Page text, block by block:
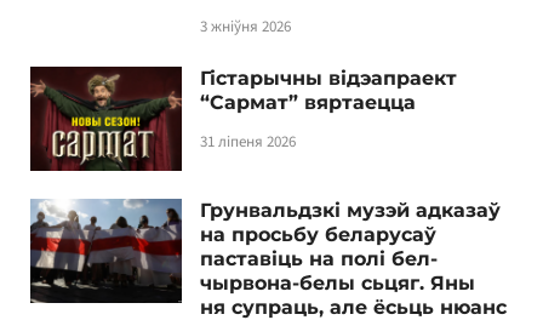
3 жніўня 2026
Гістарычны відэапраект
“Сармат” вяртаецца
31 ліпеня 2026
Грунвальдзкі музэй адказаў
на просьбу беларусаў
паставіць на полі бел-
чырвона-белы сьцяг. Яны
ня супраць, але ёсьць нюанс